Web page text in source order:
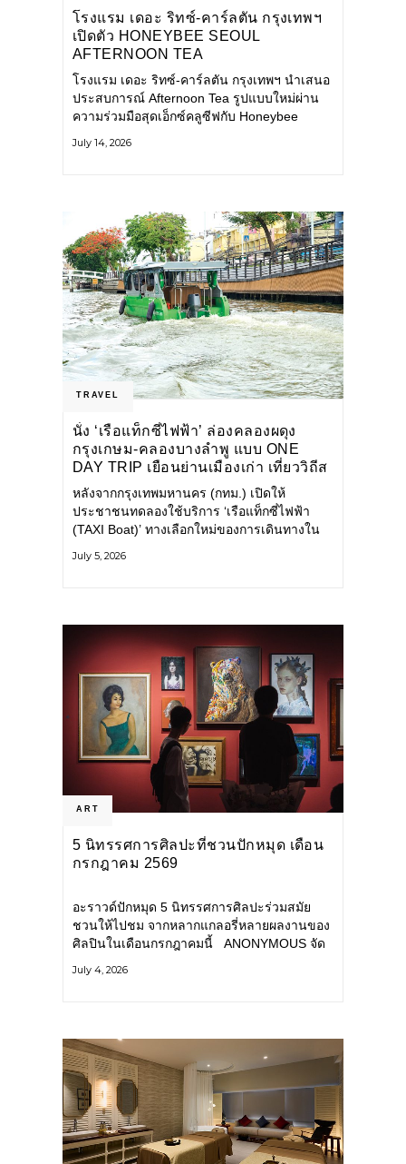
โรงแรม เดอะ ริทซ์-คาร์ลตัน กรุงเทพฯ
เปิดตัว HONEYBEE SEOUL
AFTERNOON TEA
COLLABORATION ณ คาเลโอ
(CALEŌ) ชวนสัมผัสเสน่ห์ของขนม
หวานร่วมสมัยจากกรุงโซล
โรงแรม เดอะ ริทซ์-คาร์ลตัน กรุงเทพฯ นำเสนอ
ประสบการณ์ Afternoon Tea รูปแบบใหม่ผ่าน
ความร่วมมือสุดเอ็กซ์คลูซีฟกับ Honeybee
ดังจากกรุงโซล นำโดยเชฟอึนจอง
July 14, 2026
TRAVEL
นั่ง ‘เรือแท็กซี่ไฟฟ้า’ ล่องคลองผดุง
กรุงเกษม-คลองบางลำพู แบบ ONE
DAY TRIP เยือนย่านเมืองเก่า เที่ยววิถีส
โลว์ไลฟ์แบบรักษ์โลก
หลังจากกรุงเทพมหานคร (กทม.) เปิดให้
ประชาชนทดลองใช้บริการ ‘เรือแท็กซี่ไฟฟ้า
(TAXI Boat)’ ทางเลือกใหม่ของการเดินทางใน
แวดล้อม ผ่านแอปพลิเคชัน MuvMi (มูฟมี)
July 5, 2026
ART
5 นิทรรศการศิลปะที่ชวนปักหมุด เดือน
กรกฎาคม 2569
อะราวด์ปักหมุด 5 นิทรรศการศิลปะร่วมสมัย
ชวนให้ไปชม จากหลากแกลอรี่หลายผลงานของ
ศิลปินในเดือนกรกฎาคมนี้ ANONYMOUS จัด
กลุ่ม Anonymous โดยมี นิ่ม
July 4, 2026